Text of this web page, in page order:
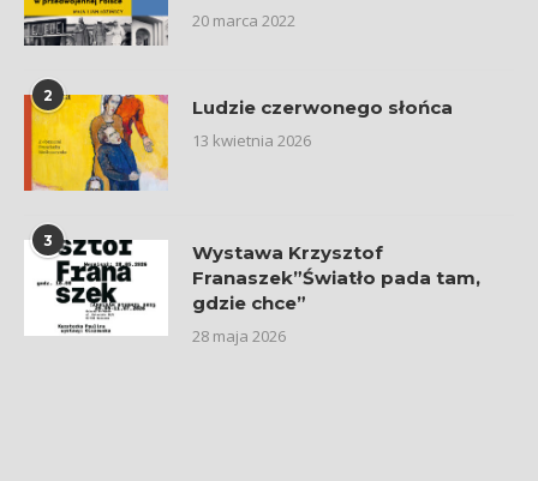
20 marca 2022
2 Ludzie czerwonego słońca
13 kwietnia 2026
3
Wystawa Krzysztof
Franaszek”Światło pada tam,
gdzie chce”
28 maja 2026